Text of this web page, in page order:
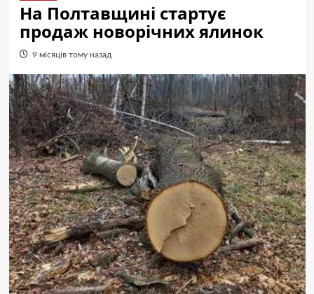
На Полтавщині стартує
продаж новорічних ялинок
9 місяців тому назад